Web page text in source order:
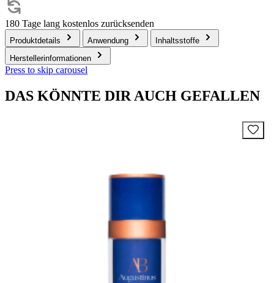
180 Tage lang kostenlos zurücksenden
Produktdetails Anwendung
Inhaltsstoffe
Herstellerinformationen
Press to skip carousel
DAS KÖNNTE DIR AUCH GEFALLEN